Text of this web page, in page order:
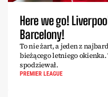
Here we go!
Barcelony!
To nie żart, a jeden z
bieżącego letniego
spodziewał.
PREMIER LEAGUE